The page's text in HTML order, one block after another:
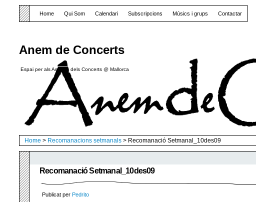
Anem de Concerts
Espai per als Amants dels Concerts @ Mallorca
Home Qui Som Calendari Subscripcions Músics i grups Contactar
Home > Recomanacions setmanals > Recomanació Setmanal_10des09
Recomanació Setmanal_10des09
Publicat per Pedrito